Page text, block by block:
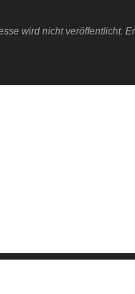
wird nicht veröffentlicht.